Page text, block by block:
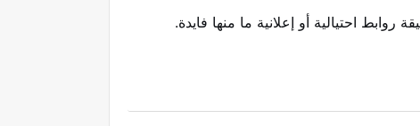
احتيالية أو إعلانية ما منها فايدة.